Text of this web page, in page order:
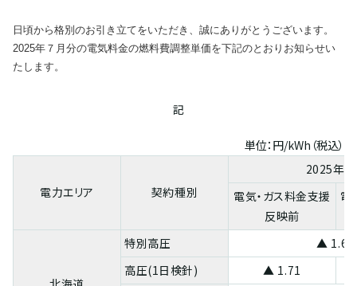
日頃から格別のお引き立てをいただき、誠にありがとうございます。
2025年７月分の電気料金の燃料費調整単価を下記のとおりお知らせい
たします。
記
単位：円/kWh（税込）
電力エリア 契約種別
2025年７
電気・ガス料金支援
反映前
電
特別高圧
▲ 1.67
高圧(1日検針)
▲ 1.71